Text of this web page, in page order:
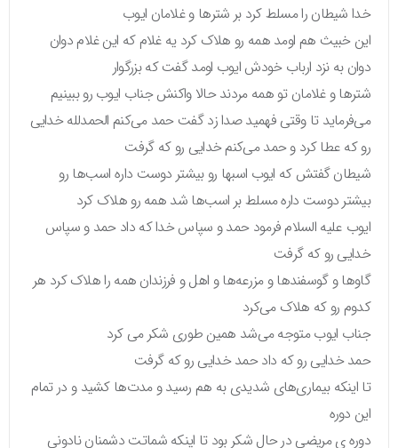
خدا شیطان را مسلط کرد بر شترها و غلامان ایوب
این خبیث هم اومد همه رو هلاک کرد یه غلام که این غلام دوان
دوان به نزد ارباب خودش ایوب اومد گفت که بزرگوار
شترها و غلامان تو همه مردند حالا واکنش جناب ایوب رو ببینیم
می‌فرماید تا وقتی فهمید صدا زد گفت حمد می‌کنم الحمدلله خدایی
رو که عطا کرد و حمد می‌کنم خدایی رو که گرفت
شیطان گفتش که ایوب اسبها رو بیشتر دوست داره اسب‌ها رو
بیشتر دوست داره مسلط بر اسب‌ها شد همه رو هلاک کرد
ایوب علیه السلام فرمود حمد و سپاس خدا که داد حمد و سپاس
خدایی رو که گرفت
گاوها و گوسفندها و مزرعه‌ها و اهل و فرزندان همه را هلاک کرد هر
کدوم رو که هلاک می‌کرد
جناب ایوب متوجه می‌شد همین طوری شکر می کرد
حمد خدایی رو که داد حمد خدایی رو که گرفت
تا اینکه بیماری‌های شدیدی به هم رسید و مدت‌ها کشید و در تمام
این دوره
دوره ی مریضی در حال شکر بود تا اینکه شماتت دشمنان نادونی